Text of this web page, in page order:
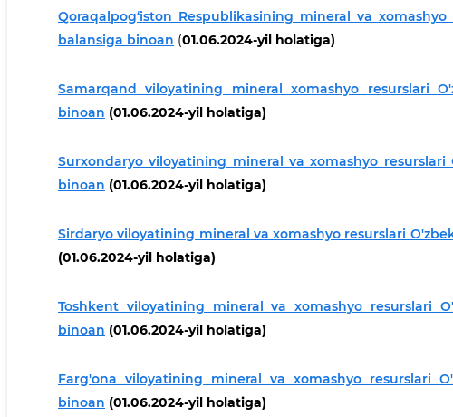
Qoraqalpog‘iston Respublikasining mineral va
balansiga binoan (01.06.2024-yil holatiga)
Samarqand viloyatining mineral xomashyo resurslari
binoan (01.06.2024-yil holatiga)
Surxondaryo viloyatining mineral va xomashyo
binoan (01.06.2024-yil holatiga)
Sirdaryo viloyatining mineral va xomashyo resurslari
(01.06.2024-yil holatiga)
Toshkent viloyatining mineral va xomashyo resurslari
binoan (01.06.2024-yil holatiga)
Farg'ona viloyatining mineral va xomashyo resurslari
binoan (01.06.2024-yil holatiga)